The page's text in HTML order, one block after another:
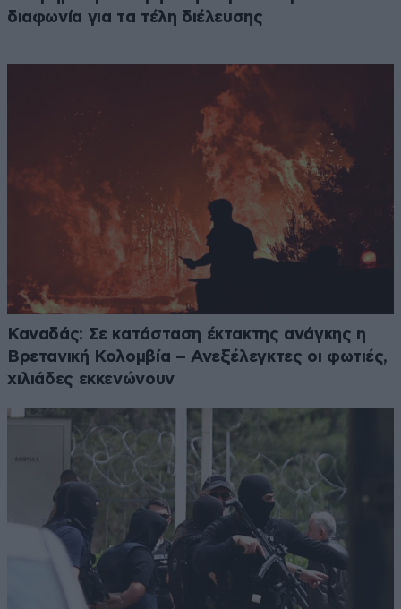
διαφωνία για τα τέλη διέλευσης
Καναδάς: Σε κατάσταση έκτακτης ανάγκης η
Βρετανική Κολομβία – Ανεξέλεγκτες οι φωτιές,
χιλιάδες εκκενώνουν